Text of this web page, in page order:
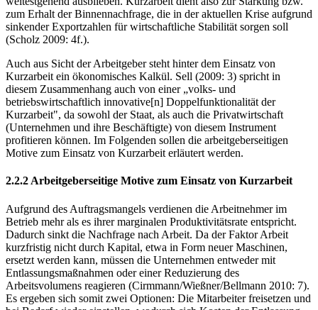
weitestgehend ausblieben. Kurzarbeit dient also zur Stärkung bzw.
zum Erhalt der Binnennachfrage, die in der aktuellen Krise aufgrund
sinkender Exportzahlen für wirtschaftliche Stabilität sorgen soll
Auch aus Sicht der Arbeitgeber steht hinter dem Einsatz von
Kurzarbeit ein ökonomisches Kalkül. Sell (2009: 3) spricht in
diesem Zusammenhang auch von einer „volks- und
betriebswirtschaftlich innovative[n] Doppelfunktionalität der
Kurzarbeit", da sowohl der Staat, als auch die Privatwirtschaft
(Unternehmen und ihre Beschäftigte) von diesem Instrument
profitieren können. Im Folgenden sollen die arbeitgeberseitigen
Aufgrund des Auftragsmangels verdienen die Arbeitnehmer im
Betrieb mehr als es ihrer marginalen Produktivitätsrate entspricht.
Dadurch sinkt die Nachfrage nach Arbeit. Da der Faktor Arbeit
kurzfristig nicht durch Kapital, etwa in Form neuer Maschinen,
ersetzt werden kann, müssen die Unternehmen entweder mit
Entlassungsmaßnahmen oder einer Reduzierung des
Arbeitsvolumens reagieren (Cirmmann/Wießner/Bellmann 2010: 7).